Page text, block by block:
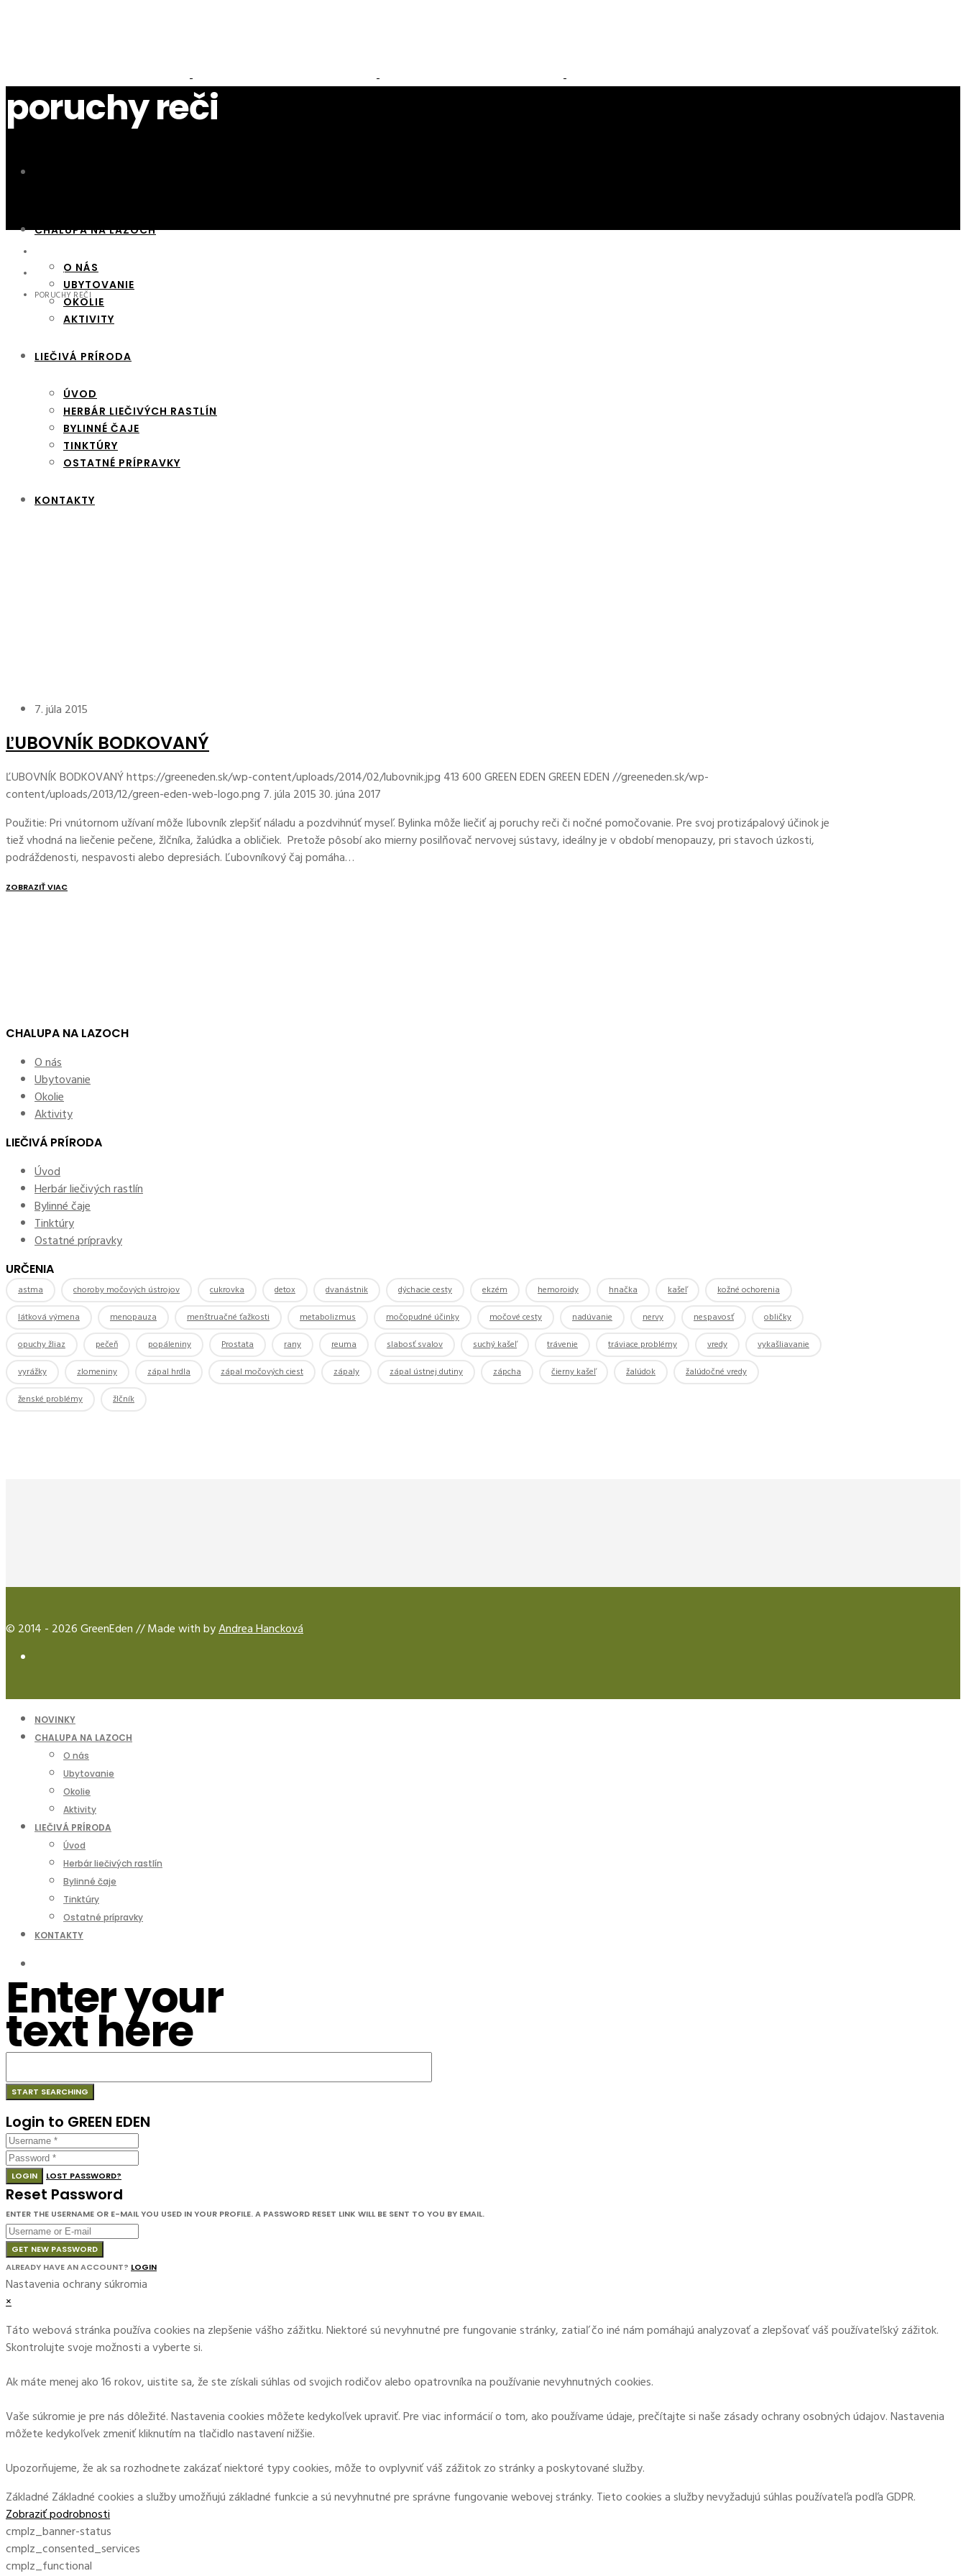
CHALUPA NA LAZOCH
O NÁS
UBYTOVANIE
OKOLIE
AKTIVITY
LIEČIVÁ PRÍRODA
ÚVOD
HERBÁR LIEČIVÝCH RASTLÍN
BYLINNÉ ČAJE
TINKTÚRY
OSTATNÉ PRÍPRAVKY
KONTAKTY
poruchy reči
HERBÁR
PORUCHY REČI
7. júla 2015
ĽUBOVNÍK BODKOVANÝ
ĽUBOVNÍK BODKOVANÝhttps://greeneden.sk/wp-content/uploads/2014/02/lubovnik.jpg 413600GREEN EDENGREEN EDEN//greeneden.sk/wp-
content/uploads/2013/12/green-eden-web-logo.png 7. júla 201530. júna 2017
Použitie: Pri vnútornom užívaní môže ľubovník zlepšiť náladu a pozdvihnúť myseľ. Bylinka môže liečiť aj poruchy reči či nočné pomočovanie. Pre svoj protizápalový účinok je
tiež vhodná na liečenie pečene, žlčníka, žalúdka a obličiek. Pretože pôsobí ako mierny posilňovač nervovej sústavy, ideálny je v období menopauzy, pri stavoch úzkosti,
podráždenosti, nespavosti alebo depresiách. Ľubovníkový čaj pomáha…
ZOBRAZIŤ VIAC
CHALUPA NA LAZOCH
O nás
Ubytovanie
Okolie
Aktivity
LIEČIVÁ PRÍRODA
Úvod
Herbár liečivých rastlín
Bylinné čaje
Tinktúry
Ostatné prípravky
URČENIA
astma choroby močových ústrojov cukrovka detox dvanástnik dýchacie cesty ekzém hemoroidy hnačka kašeľ
kožné ochorenia
látková výmena
menopauza menštruačné ťažkosti metabolizmus močopudné účinky močové cesty nadúvanie nervy nespavosť
obličky
opuchy žliaz
pečeň popáleniny Prostata rany reuma slabosť svalov suchý kašeľ trávenie tráviace problémy vredy
vykašliavanie
vyrážky
zlomeniny zápal hrdla zápal močových ciest zápaly zápal ústnej dutiny zápcha čierny kašeľ žalúdok
žalúdočné vredy
ženské problémy
žlčník
© 2014 - 2026 GreenEden // Made withbyAndrea Hancková
NOVINKY
CHALUPA NA LAZOCH
O nás
Ubytovanie
Okolie
Aktivity
LIEČIVÁ PRÍRODA
Úvod
Herbár liečivých rastlín
Bylinné čaje
Tinktúry
Ostatné prípravky
KONTAKTY
Enter your
text here
Login to GREEN EDEN
LOGIN LOST PASSWORD?
Reset Password
ENTER THE USERNAME OR E-MAIL YOU USED IN YOUR PROFILE. A PASSWORD RESET LINK WILL BE SENT TO YOU BY EMAIL.
GET NEW PASSWORD
ALREADY HAVE AN ACCOUNT? LOGIN
Nastavenia ochrany súkromia
×
Táto webová stránka používa cookies na zlepšenie vášho zážitku. Niektoré sú nevyhnutné pre fungovanie stránky, zatiaľ čo iné nám pomáhajú analyzovať a zlepšovať váš používateľský zážitok.
Skontrolujte svoje možnosti a vyberte si.
Ak máte menej ako 16 rokov, uistite sa, že ste získali súhlas od svojich rodičov alebo opatrovníka na používanie nevyhnutných cookies.
Vaše súkromie je pre nás dôležité. Nastavenia cookies môžete kedykoľvek upraviť. Pre viac informácií o tom, ako používame údaje, prečítajte si naše zásady ochrany osobných údajov. Nastavenia
môžete kedykoľvek zmeniť kliknutím na tlačidlo nastavení nižšie.
Upozorňujeme, že ak sa rozhodnete zakázať niektoré typy cookies, môže to ovplyvniť váš zážitok zo stránky a poskytované služby.
Základné Základné cookies a služby umožňujú základné funkcie a sú nevyhnutné pre správne fungovanie webovej stránky. Tieto cookies a služby nevyžadujú súhlas používateľa podľa GDPR.
Zobraziť podrobnosti
cmplz_banner-status
cmplz_consented_services
cmplz_functional